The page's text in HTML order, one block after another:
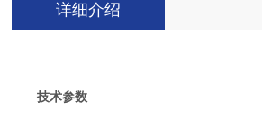
详细介绍
技术参数